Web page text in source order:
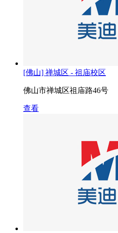
[佛山] 禅城区 - 祖庙校区
佛山市禅城区祖庙路46号
查看